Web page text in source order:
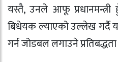
यस्तै, उनले आफू
बिधेयक ल्याएको उल्लेख गर्दै
गर्न जोडबल लगाउने